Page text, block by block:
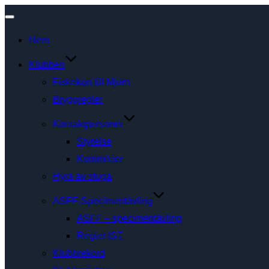
på/av
navigering
Hem
Klubben
Fiskekort till Mjörn
Bryggregler
Kontaktpersoner
Styrelse
Kommitéer
Hyra av stuga
ASFF-Specimentävling
ASFF – specimentävling
Regler IST
Klubbrekord